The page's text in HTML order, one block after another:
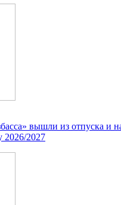
вышли из отпуска и
2026/2027